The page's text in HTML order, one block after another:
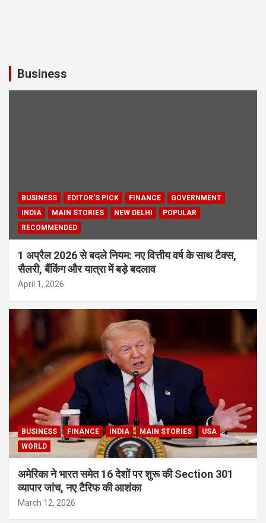
Business
BUSINESS EDITOR'S PICK FINANCE
GOVERNMENT
INDIA
MAIN STORIES NEW DELHI
POPULAR
RECOMMENDED
1 अप्रैल 2026 से बदले नियम: नए वित्तीय वर्ष के साथ टैक्स,
सैलरी, बैंकिंग और यात्रा में बड़े बदलाव
April 1, 2026
BUSINESS FINANCE INDIA MAIN STORIES
USA
WORLD
अमेरिका ने भारत समेत 16 देशों पर शुरू की Section 301
व्यापार जांच, नए टैरिफ की आशंका
March 12, 2026